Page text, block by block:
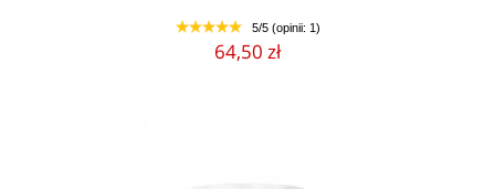
1 2 3 4 5 5/5 (opinii: 1)
64,50 zł